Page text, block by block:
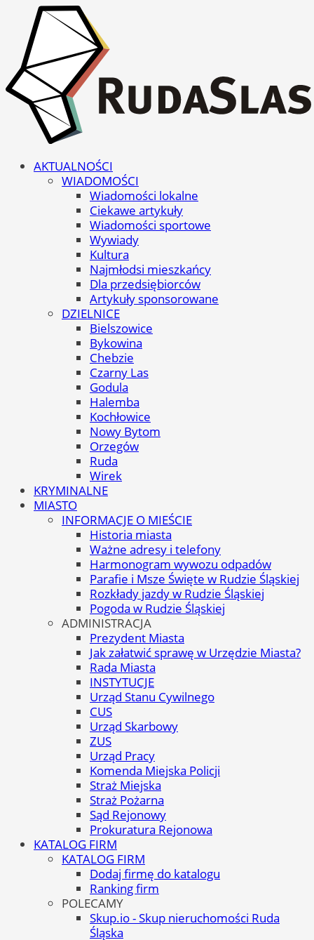
AKTUALNOŚCI
WIADOMOŚCI
Wiadomości lokalne
Ciekawe artykuły
Wiadomości sportowe
Wywiady
Kultura
Najmłodsi mieszkańcy
Dla przedsiębiorców
Artykuły sponsorowane
DZIELNICE
Bielszowice
Bykowina
Chebzie
Czarny Las
Godula
Halemba
Kochłowice
Nowy Bytom
Orzegów
Ruda
Wirek
KRYMINALNE
MIASTO
INFORMACJE O MIEŚCIE
Historia miasta
Ważne adresy i telefony
Harmonogram wywozu odpadów
Parafie i Msze Święte w Rudzie Śląskiej
Rozkłady jazdy w Rudzie Śląskiej
Pogoda w Rudzie Śląskiej
ADMINISTRACJA
Prezydent Miasta
Jak załatwić sprawę w Urzędzie Miasta?
Rada Miasta
INSTYTUCJE
Urząd Stanu Cywilnego
CUS
Urząd Skarbowy
ZUS
Urząd Pracy
Komenda Miejska Policji
Straż Miejska
Straż Pożarna
Sąd Rejonowy
Prokuratura Rejonowa
KATALOG FIRM
KATALOG FIRM
Dodaj firmę do katalogu
Ranking firm
POLECAMY
Skup.io - Skup nieruchomości Ruda
Śląska